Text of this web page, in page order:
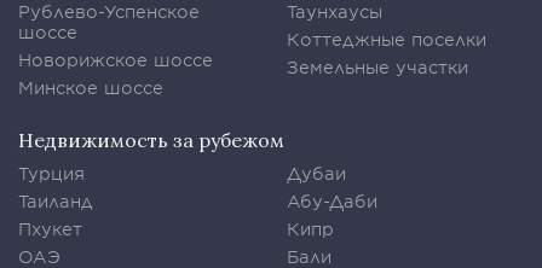
Рублево-Успенское
шоссе
Новорижское шоссе
Минское шоссе
Таунхаусы
Коттеджные поселки
Земельные участки
Недвижимость за рубежом
Турция
Таиланд
Пхукет
ОАЭ
Дубаи
Абу-Даби
Кипр
Бали